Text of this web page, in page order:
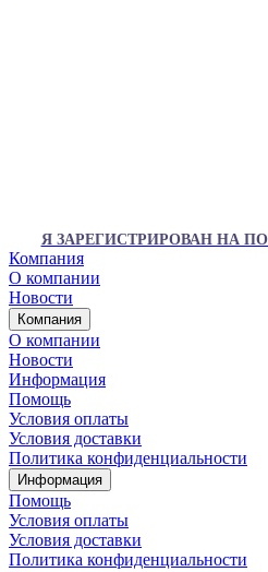
Я ЗАРЕГИСТРИРОВАН НА
Компания
О компании
Новости
Компания
О компании
Новости
Информация
Помощь
Условия оплаты
Условия доставки
Политика конфиденциальности
Информация
Помощь
Условия оплаты
Условия доставки
Политика конфиденциальности